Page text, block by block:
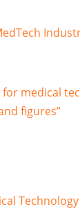
for medical
figures”